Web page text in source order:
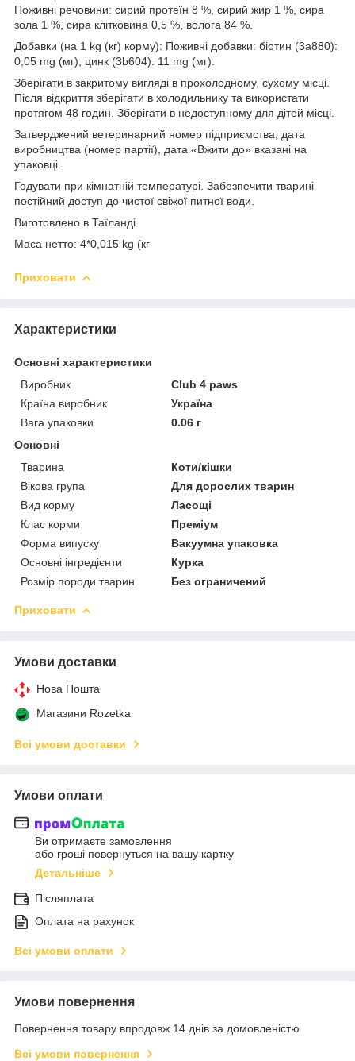
Поживні речовини: сирий протеїн 8 %, сирий жир 1 %, сира
зола 1 %, сира клітковина 0,5 %, волога 84 %.
Добавки (на 1 kg (кг) корму): Поживні добавки: біотин (3a880):
0,05 mg (мг), цинк (3b604): 11 mg (мг).
Зберігати в закритому вигляді в прохолодному, сухому місці.
Після відкриття зберігати в холодильнику та використати
протягом 48 годин. Зберігати в недоступному для дітей місці.
Затверджений ветеринарний номер підприємства, дата
виробництва (номер партії), дата «Вжити до» вказані на
упаковці.
Годувати при кімнатній температурі. Забезпечити тварині
постійний доступ до чистої свіжої питної води.
Виготовлено в Таїланді.
Маса нетто: 4*0,015 kg (кг
Приховати
Характеристики
Основні характеристики
Виробник
Club 4 paws
Країна виробник
Україна
Вага упаковки
0.06 г
Основні
Тварина
Коти/кішки
Вікова група
Для дорослих тварин
Вид корму
Ласощі
Клас корми
Преміум
Форма випуску
Вакуумна упаковка
Основні інгредієнти
Курка
Розмір породи тварин
Без ограничений
Приховати
Умови доставки
Нова Пошта
Магазини Rozetka
Всі умови доставки
Умови оплати
Ви отримаєте замовлення
або гроші повернуться на вашу картку
Детальніше
Післяплата
Оплата на рахунок
Всі умови оплати
Умови повернення
Повернення товару впродовж 14 днів за домовленістю
Всі умови повернення